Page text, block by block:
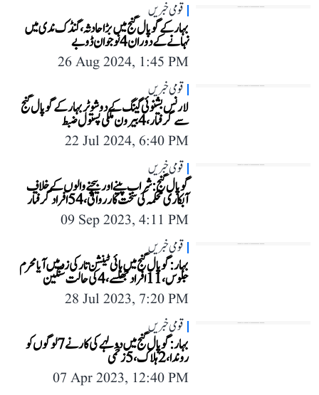
قومی خبریں
بہار کے گوپال گنج میں بڑا حادثہ، گنڈک ندی میں
نہانے کے دوران 4 نوجوان ڈوبے
26 Aug 2024, 1:45 PM
قومی خبریں
لارنس بشنوئی گینگ کے دو شوٹر بہار کے گوپال گنج
سے گرفتار، 4 بیرون ملکی پستول ضبط
22 Jul 2024, 6:40 PM
قومی خبریں
گوپال گنج: شراب پینے اور بیچنے والوں کے خلاف
آبکاری محکمہ کی سخت کارروائی، 54 افراد گرفتار
09 Sep 2023, 4:11 PM
قومی خبریں
بہار: گوپال گنج میں ہائی ٹینشن تار کی زد میں آیا محرم
جلوس، 11 افراد جھلسے، 4 کی حالت سنگین
28 Jul 2023, 7:20 PM
قومی خبریں
بہار: گوپال گنج میں دولہے کی کار نے 7 لوگوں کو
روندا، 2 ہلاک، 5 زخمی
07 Apr 2023, 12:40 PM